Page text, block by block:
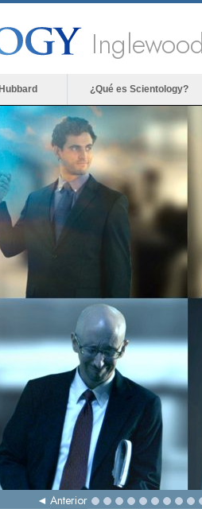
¿Qué es Scientology?
Anterior